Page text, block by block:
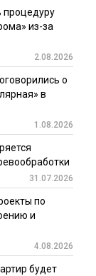
процедуру
из-за
2.08.2026
о
в
1.08.2026
31.07.2026
по
и
4.08.2026
будет